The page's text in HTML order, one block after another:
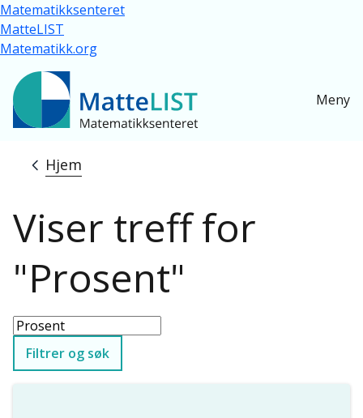
Hopp til hovedinnhold
Matematikksenteret
MatteLIST
Matematikk.org
Meny
Navigasjonssti
Hjem
Viser treff for
"Prosent"
Filtrer og søk